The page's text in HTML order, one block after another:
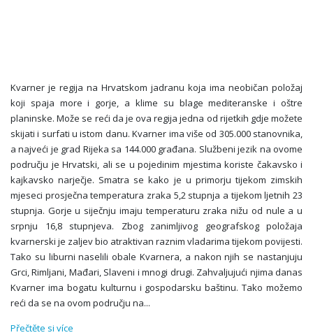
Kvarner je regija na Hrvatskom jadranu koja ima neobičan položaj
koji spaja more i gorje, a klime su blage mediteranske i oštre
planinske. Može se reći da je ova regija jedna od rijetkih gdje možete
skijati i surfati u istom danu. Kvarner ima više od 305.000 stanovnika,
a najveći je grad Rijeka sa 144.000 građana. Službeni jezik na ovome
području je Hrvatski, ali se u pojedinim mjestima koriste čakavsko i
kajkavsko narječje. Smatra se kako je u primorju tijekom zimskih
mjeseci prosječna temperatura zraka 5,2 stupnja a tijekom ljetnih 23
stupnja. Gorje u siječnju imaju temperaturu zraka nižu od nule a u
srpnju 16,8 stupnjeva. Zbog zanimljivog geografskog položaja
kvarnerski je zaljev bio atraktivan raznim vladarima tijekom povijesti.
Tako su liburni naselili obale Kvarnera, a nakon njih se nastanjuju
Grci, Rimljani, Mađari, Slaveni i mnogi drugi. Zahvaljujući njima danas
Kvarner ima bogatu kulturnu i gospodarsku baštinu. Tako možemo
reći da se na ovom području na...
Přečtěte si více